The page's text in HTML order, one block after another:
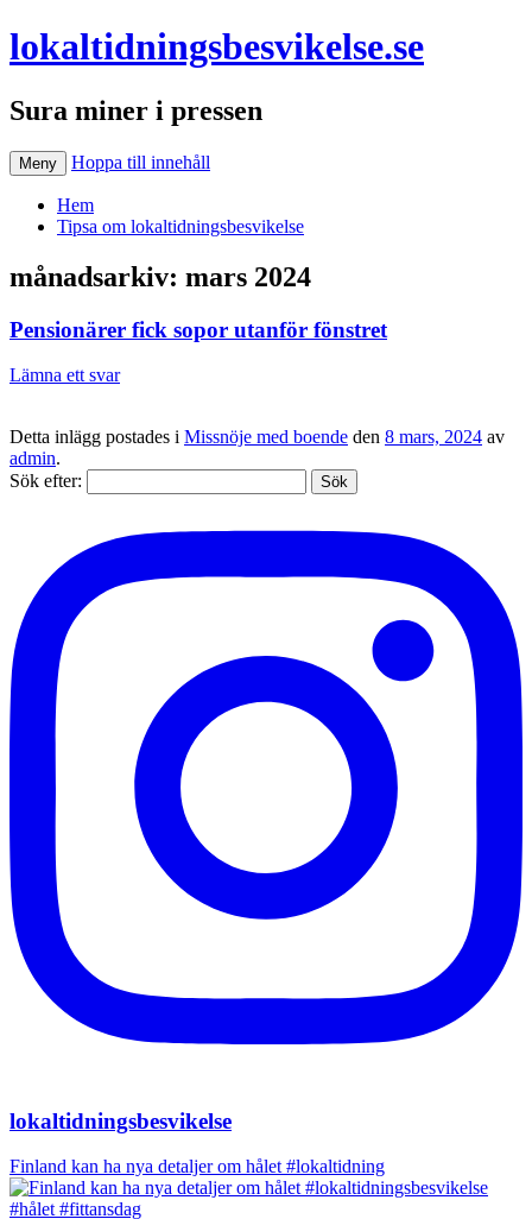
lokaltidningsbesvikelse.se
Sura miner i pressen
Meny Hoppa till innehåll
Hem
Tipsa om lokaltidningsbesvikelse
månadsarkiv: mars 2024
Pensionärer fick sopor utanför fönstret
Lämna ett svar
Detta inlägg postades i Missnöje med boende den 8 mars, 2024 av
admin.
Sök efter:
lokaltidningsbesvikelse
Finland kan ha nya detaljer om hålet #lokaltidning